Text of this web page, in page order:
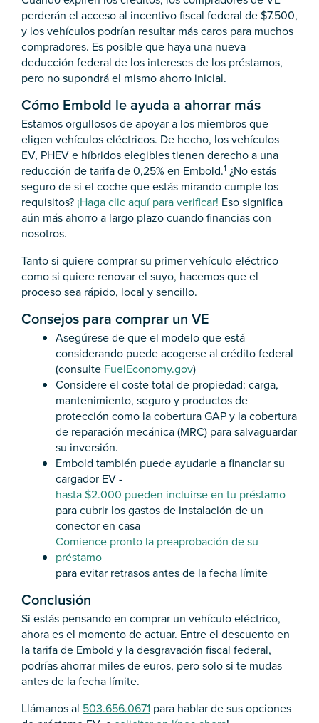
perderán el acceso al incentivo fiscal federal de $7.500,
y los vehículos podrían resultar más caros para muchos
compradores. Es posible que haya una nueva
deducción federal de los intereses de los préstamos,
pero no supondrá el mismo ahorro inicial.
Cómo Embold le ayuda a ahorrar más
Estamos orgullosos de apoyar a los miembros que
eligen vehículos eléctricos. De hecho, los vehículos
EV, PHEV e híbridos elegibles tienen derecho a una
reducción de tarifa de 0,25% en Embold.1 ¿No estás
seguro de si el coche que estás mirando cumple los
requisitos? ¡Haga clic aquí para verificar! Eso significa
aún más ahorro a largo plazo cuando financias con
nosotros.
Tanto si quiere comprar su primer vehículo eléctrico
como si quiere renovar el suyo, hacemos que el
proceso sea rápido, local y sencillo.
Consejos para comprar un VE
Asegúrese de que el modelo que está
considerando puede acogerse al crédito federal
(consulte FuelEconomy.gov)
Considere el coste total de propiedad: carga,
mantenimiento, seguro y productos de
protección como la cobertura GAP y la cobertura
de reparación mecánica (MRC) para salvaguardar
su inversión.
Embold también puede ayudarle a financiar su
cargador EV -
hasta $2.000 pueden incluirse en tu préstamo
para cubrir los gastos de instalación de un
conector en casa
Comience pronto la preaprobación de su
préstamo
para evitar retrasos antes de la fecha límite
Conclusión
Si estás pensando en comprar un vehículo eléctrico,
ahora es el momento de actuar. Entre el descuento en
la tarifa de Embold y la desgravación fiscal federal,
podrías ahorrar miles de euros, pero solo si te mudas
antes de la fecha límite.
Llámanos al 503.656.0671 para hablar de sus opciones